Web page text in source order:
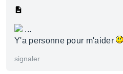
...
Y'a personne pour m'aider
signaler